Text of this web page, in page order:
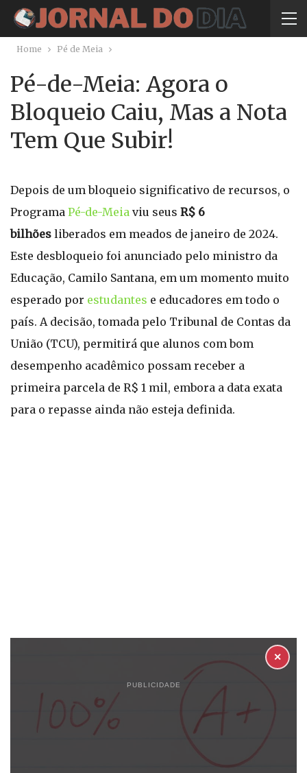
Home Pé de Meia
Pé-de-Meia: Agora o
Bloqueio Caiu, Mas a Nota
Tem Que Subir!
Depois de um bloqueio significativo de recursos, o
Programa Pé-de-Meia viu seus R$ 6
bilhões liberados em meados de janeiro de 2024.
Este desbloqueio foi anunciado pelo ministro da
Educação, Camilo Santana, em um momento muito
esperado por estudantes e educadores em todo o
país. A decisão, tomada pelo Tribunal de Contas da
União (TCU), permitirá que alunos com bom
desempenho acadêmico possam receber a
primeira parcela de R$ 1 mil, embora a data exata
para o repasse ainda não esteja definida.
PUBLICIDADE
✕